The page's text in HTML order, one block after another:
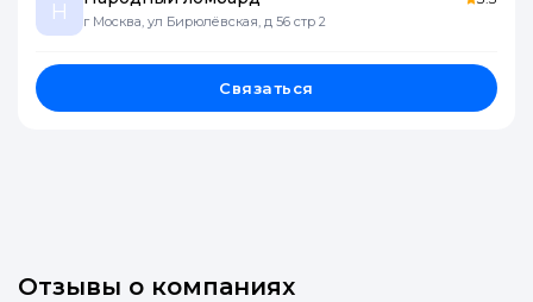
Н г Москва, ул Бирюлёвская, д 56 стр 2
Связаться
Отзывы о компаниях